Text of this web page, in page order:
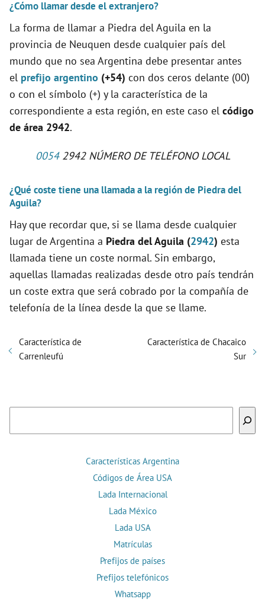
¿Cómo llamar desde el extranjero?
La forma de llamar a Piedra del Aguila en la
provincia de Neuquen desde cualquier país del
mundo que no sea Argentina debe presentar antes
el prefijo argentino (+54) con dos ceros delante (00)
o con el símbolo (+) y la característica de la
correspondiente a esta región, en este caso el código
de área 2942.
00542942 NÚMERO DE TELÉFONO LOCAL
¿Qué coste tiene una llamada a la región de Piedra del
Aguila?
Hay que recordar que, si se llama desde cualquier
lugar de Argentina a Piedra del Aguila (2942) esta
llamada tiene un coste normal. Sin embargo,
aquellas llamadas realizadas desde otro país tendrán
un coste extra que será cobrado por la compañía de
telefonía de la línea desde la que se llame.
Característica de
Carrenleufú
Característica de Chacaico
Sur
Características Argentina
Códigos de Área USA
Lada Internacional
Lada México
Lada USA
Matrículas
Prefijos de países
Prefijos telefónicos
Whatsapp